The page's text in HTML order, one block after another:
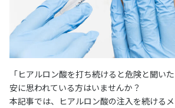
「ヒアルロン酸を打ち続けると危険と聞い
安に思われている方はいませんか？
本記事では、ヒアルロン酸の注入を続ける